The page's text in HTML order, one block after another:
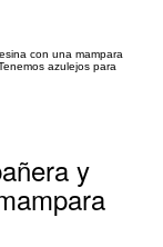
con una mampara
azulejos para
y